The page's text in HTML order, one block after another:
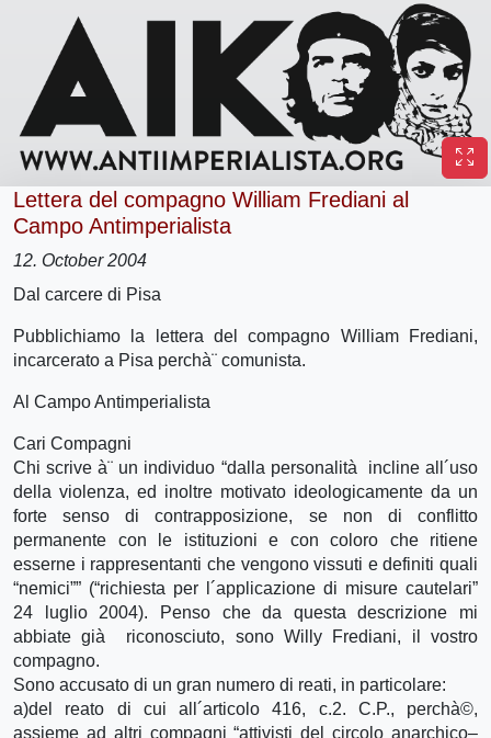
Lettera del compagno William Frediani al
Campo Antimperialista
12. October 2004
Dal carcere di Pisa
Pubblichiamo la lettera del compagno William Frediani,
incarcerato a Pisa perchà¨ comunista.
Al Campo Antimperialista
Cari Compagni
Chi scrive à¨ un individuo “dalla personalità incline all´uso
della violenza, ed inoltre motivato ideologicamente da un
forte senso di contrapposizione, se non di conflitto
permanente con le istituzioni e con coloro che ritiene
esserne i rappresentanti che vengono vissuti e definiti quali
“nemici”” (“richiesta per l´applicazione di misure cautelari”
24 luglio 2004). Penso che da questa descrizione mi
abbiate già riconosciuto, sono Willy Frediani, il vostro
compagno.
Sono accusato di un gran numero di reati, in particolare:
a)del reato di cui all´articolo 416, c.2. C.P., perchà©,
assieme ad altri compagni “attivisti del circolo anarchico–